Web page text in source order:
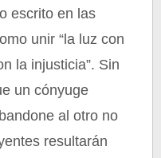
escrito en las
unir “la luz con
la injusticia”. Sin
un cónyuge
al otro no
resultarán